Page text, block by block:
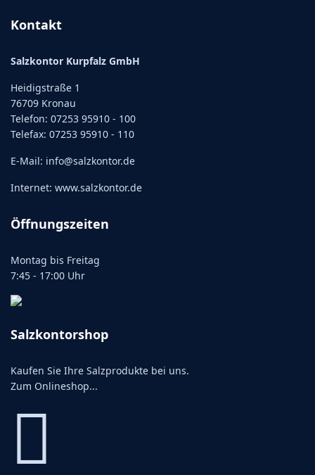
Kontakt
Salzkontor Kurpfalz GmbH
Heidigstraße 1
76709 Kronau
Telefon: 07253 95910 - 100
Telefax: 07253 95910 - 110
E-Mail: info@salzkontor.de
Internet: www.salzkontor.de
Öffnungszeiten
Montag bis Freitag
7:45 - 17:00 Uhr
Salzkontorshop
Kaufen Sie Ihre Salzprodukte bei uns.
Zum Onlineshop...